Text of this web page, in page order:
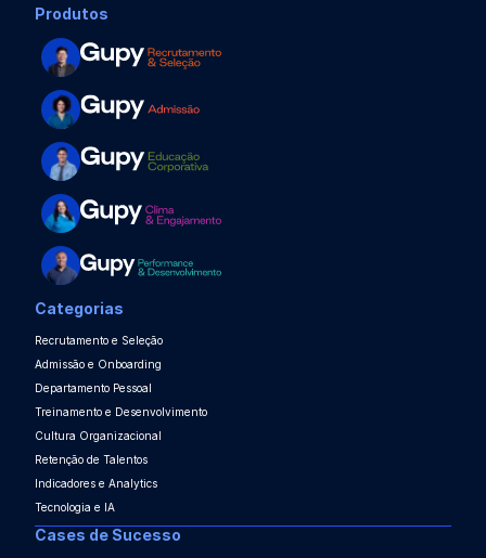
Produtos
Categorias
Recrutamento e Seleção
Admissão e Onboarding
Departamento Pessoal
Treinamento e Desenvolvimento
Cultura Organizacional
Retenção de Talentos
Indicadores e Analytics
Tecnologia e IA
Cases de Sucesso